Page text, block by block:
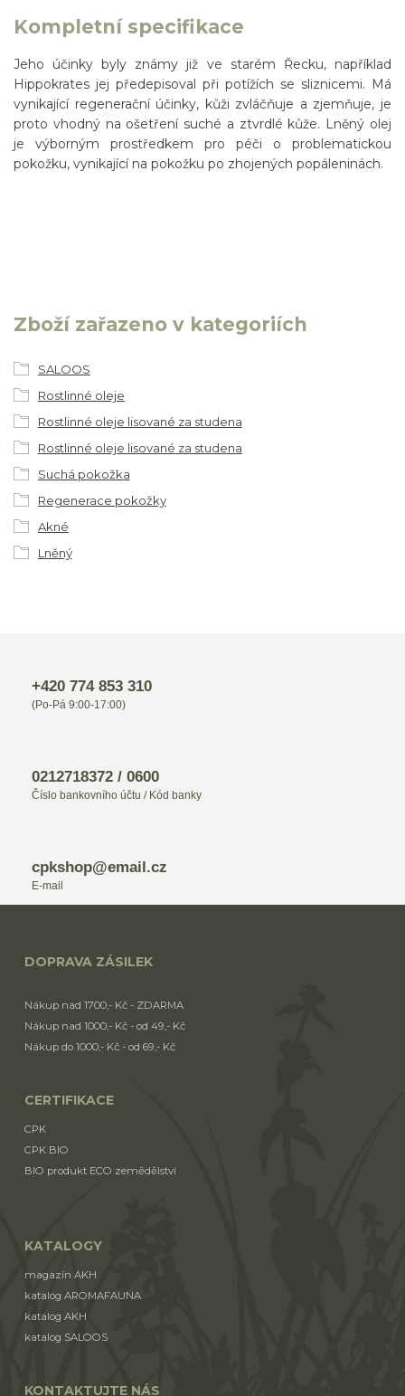
Kompletní specifikace
Jeho účinky byly známy již ve starém Řecku, například
Hippokrates jej předepisoval při potížích se sliznicemi. Má
vynikající regenerační účinky, kůži zvláčňuje a zjemňuje, je
proto vhodný na ošetření suché a ztvrdlé kůže. Lněný olej
je výborným prostředkem pro péči o problematickou
pokožku, vynikající na pokožku po zhojených popáleninách.
Zboží zařazeno v kategoriích
SALOOS
Rostlinné oleje
Rostlinné oleje lisované za studena
Rostlinné oleje lisované za studena
Suchá pokožka
Regenerace pokožky
Akné
Lněný
+420 774 853 310
(Po-Pá 9:00-17:00)
0212718372 / 0600
Číslo bankovního účtu / Kód banky
cpkshop@email.cz
E-mail
DOPRAVA ZÁSILEK
Nákup nad 1700,- Kč - ZDARMA
Nákup nad 1000,- Kč - od 49,- Kč
Nákup do 1000,- Kč - od 69,- Kč
CERTIFIKACE
CPK
CPK BIO
BIO produkt ECO zemědělství
KATALOGY
magazín AKH
katalog AROMAFAUNA
katalog AKH
katalog SALOOS
KONTAKTUJTE NÁS